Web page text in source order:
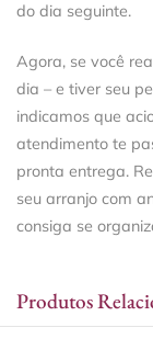
do dia seguinte.
Agora, se você
dia – e tiver seu
indicamos que
atendimento te
pronta entrega.
seu arranjo com
consiga se
Produtos